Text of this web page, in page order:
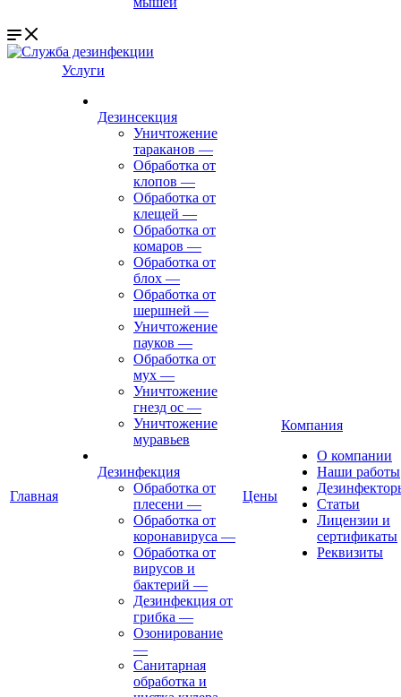
Главная
Услуги
Дезинсекция
Уничтожение
тараканов —
Обработка от
клопов —
Обработка от
клещей —
Обработка от
комаров —
Обработка от
блох —
Обработка от
шершней —
Уничтожение
пауков —
Обработка от
мух —
Уничтожение
гнезд ос —
Уничтожение
муравьев
Дезинфекция
Обработка от
плесени —
Обработка от
коронавируса —
Обработка от
вирусов и
бактерий —
Дезинфекция от
грибка —
Озонирование
—
Санитарная
обработка и
Цены
Компания
О компании
Наши работы
Статьи
Лицензии и
сертификаты
Реквизиты